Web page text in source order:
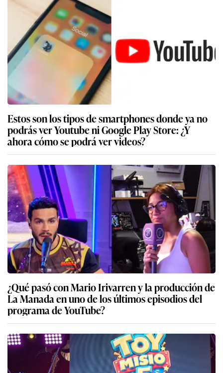
Estos son los tipos de smartphones donde ya no
podrás ver Youtube ni Google Play Store: ¿Y
ahora cómo se podrá ver videos?
¿Qué pasó con Mario Irivarren y la producción de
La Manada en uno de los últimos episodios del
programa de YouTube?